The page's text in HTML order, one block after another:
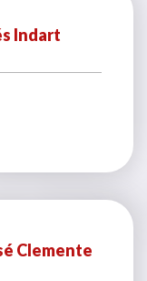
Indart
Clemente